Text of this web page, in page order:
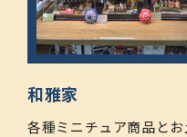
和雅家
各種ミニチュア商品と